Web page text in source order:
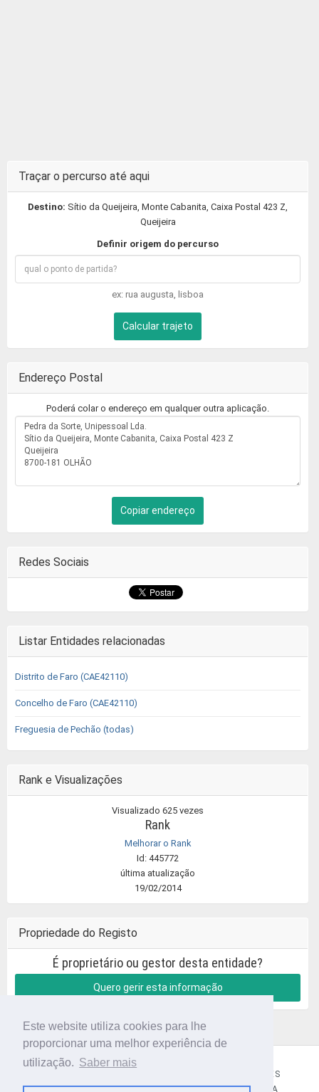
Este website utiliza cookies para lhe
proporcionar uma melhor experiência de
utilização. Saber mais
Traçar o percurso até aqui
Destino: Sítio da Queijeira, Monte Cabanita, Caixa Postal 423 Z,
Queijeira
Definir origem do percurso
ex: rua augusta, lisboa
Calcular trajeto
Endereço Postal
Poderá colar o endereço em qualquer outra aplicação.
Copiar endereço
Redes Sociais
Listar Entidades relacionadas
Distrito de Faro (CAE42110)
Concelho de Faro (CAE42110)
Freguesia de Pechão (todas)
Rank e Visualizações
Visualizado 625 vezes
Rank
Melhorar o Rank
Id: 445772
última atualização
19/02/2014
Propriedade do Registo
É proprietário ou gestor desta entidade?
Quero gerir esta informação
TERMOS E CONDIÇÕES
POLÍTICA DE PRIVACIDADE
CONTACTOS AJUDA